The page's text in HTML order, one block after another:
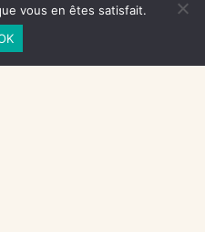
vous en êtes satisfait.